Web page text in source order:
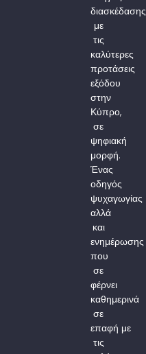
διασκέδασης
με
τις
καλύτερες
προτάσεις
εξόδου
στην
Κύπρο,
σε
ψηφιακή
μορφή.
Ένας
οδηγός
ψυχαγωγίας
αλλά
και
ενημέρωσης
που
σε
φέρνει
καθημερινά
σε
επαφή με
τις